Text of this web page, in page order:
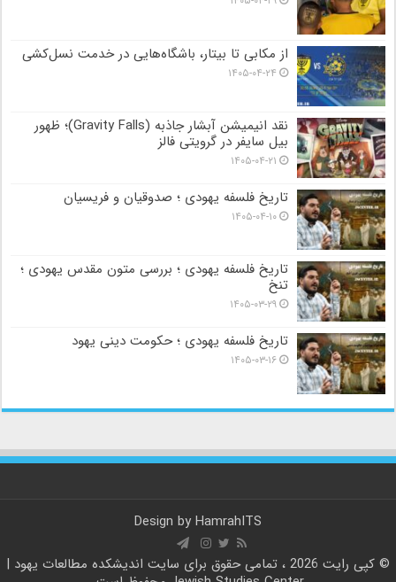
از مکابی تا بیتار، باشگاه‌هایی در خدمت نسل‌کشی
۱۴۰۵-۰۴-۲۴
نقد انیمیشن آبشار جاذبه (Gravity Falls)؛ ظهور
بیل سایفر در گرویتی فالز
۱۴۰۵-۰۴-۲۱
تاریخ فلسفه یهودی ؛ صدوقیان و فریسیان
۱۴۰۵-۰۴-۱۰
تاریخ فلسفه یهودی ؛ بررسی متون مقدس یهودی ؛
تنخ
۱۴۰۵-۰۳-۲۹
تاریخ فلسفه یهودی ؛ حکومت دینی یهود
۱۴۰۵-۰۳-۱۶
Design by HamrahITS
© کپی رایت 2026 ، تمامی حقوق برای سایت
اندیشکده مطالعات یهود |